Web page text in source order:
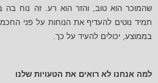
שהמוכר הוא טוב, והזר הוא רע. זה נוח
תמיד נוטים להעדיף את הנוחות על פני
בממוצע, יכולים להעיד על כך.
למה אנחנו לא רואים את הטעויות שלנו